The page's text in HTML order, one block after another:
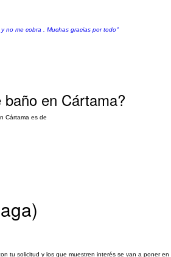
no me cobra . Muchas gracias por todo"
en Cártama?
Cártama es de
tu solicitud y los que muestren interés se van a poner